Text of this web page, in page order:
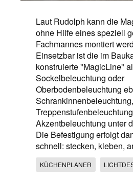
Laut Rudolph kann die
ohne Hilfe eines speziell
Fachmannes montiert
Einsetzbar ist die im
konstruierte "MagicLine"
Sockelbeleuchtung oder
Oberbodenbeleuchtung
Schrankinnenbeleuchtung,
Akzentbeleuchtung unter
Die Befestigung erfolgt
schnell: stecken, kleben,
KÜCHENPLANER